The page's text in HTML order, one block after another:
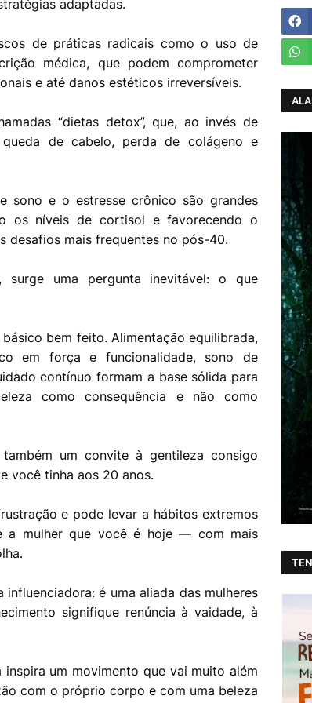
adaptadas.
de práticas radicais como o uso de
médica, que podem comprometer
e até danos estéticos irreversíveis.
“dietas detox”, que, ao invés de
de cabelo, perda de colágeno e
sono e o estresse crônico são grandes
os níveis de cortisol e favorecendo o
desafios mais frequentes no pós-40.
surge uma pergunta inevitável: o que
bem feito. Alimentação equilibrada,
em força e funcionalidade, sono de
contínuo formam a base sólida para
como consequência e não como
um convite à gentileza consigo
você tinha aos 20 anos.
e pode levar a hábitos extremos
a mulher que você é hoje — com mais
é uma aliada das mulheres
signifique renúncia à vaidade, à
um movimento que vai muito além
com o próprio corpo e com uma beleza